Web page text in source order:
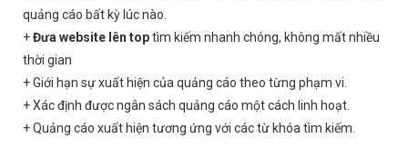
quảng cáo bất kỳ lúc nào.
+Đưa website lên toptìm kiếm nhanh chóng, không mất nhiều
thời gian
+ Giới hạn sự xuất hiện của quảng cáo theo từng phạm vi.
+ Xác định được ngân sách quảng cáo một cách linh hoạt.
+ Quảng cáo xuất hiện tương ứng với các từ khóa tìm kiếm.